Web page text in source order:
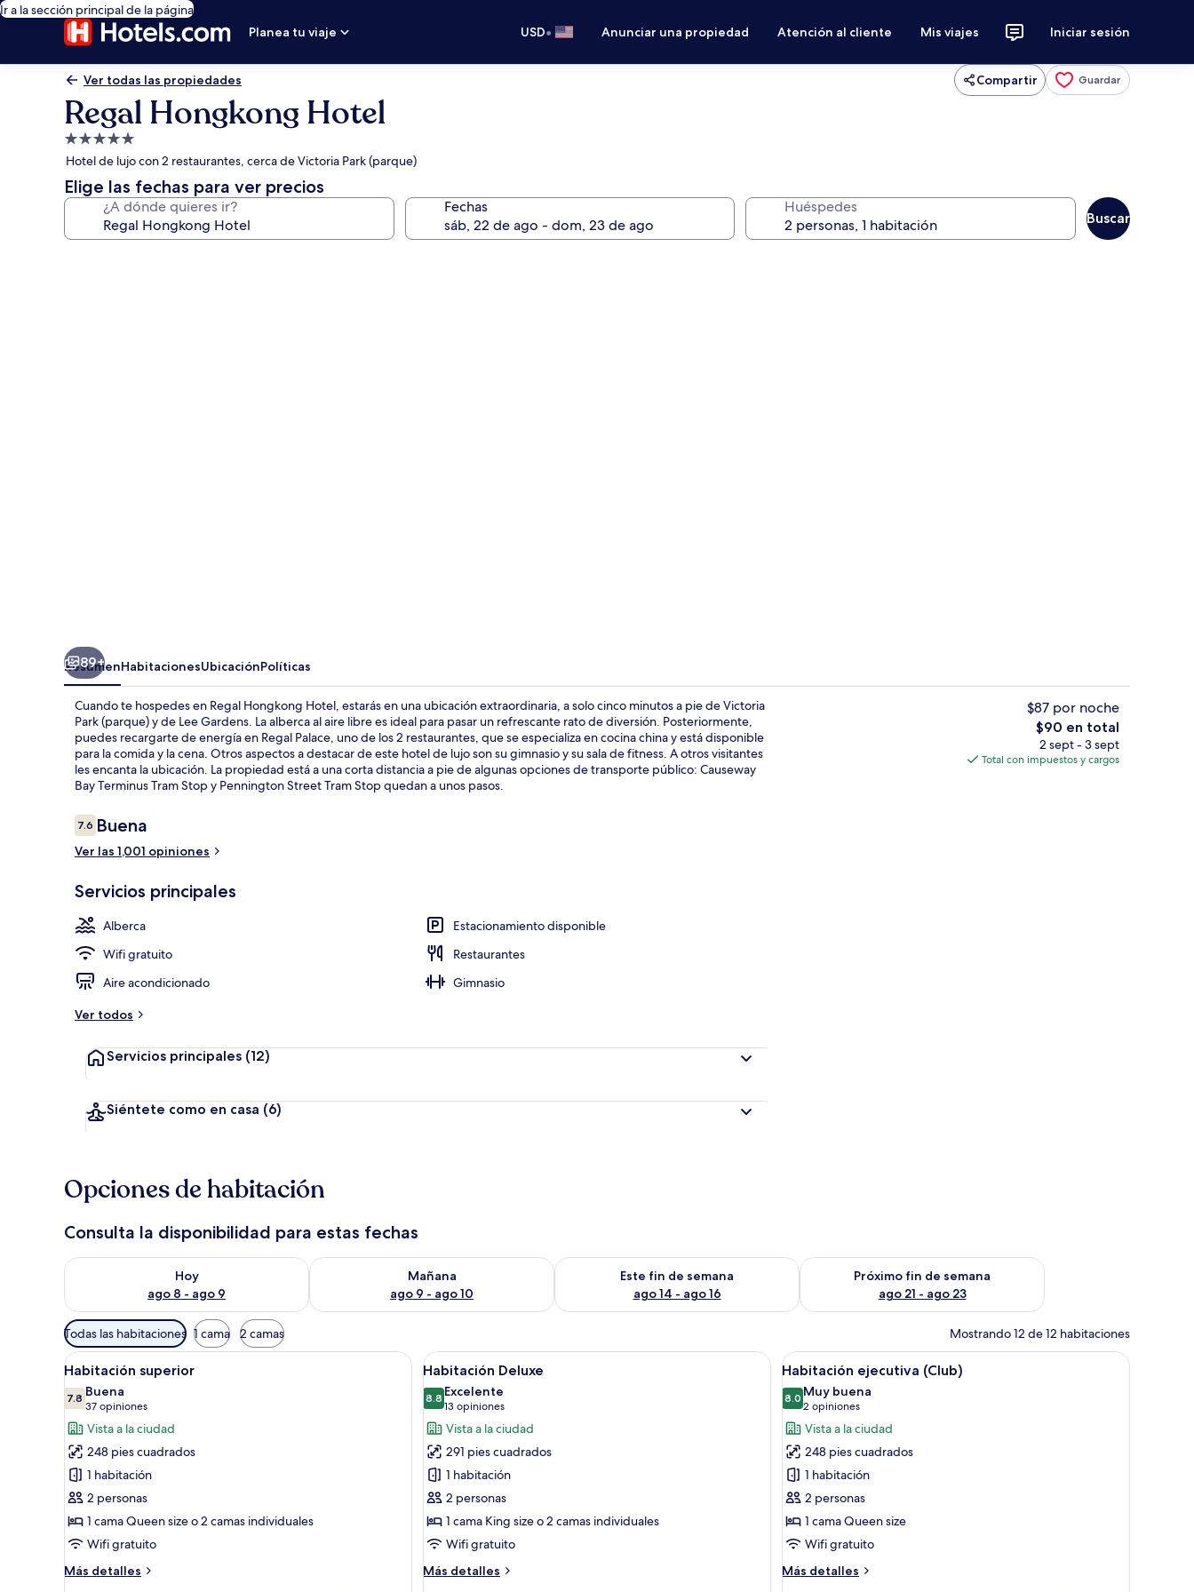
Ir a la sección principal de la página
Planea tu viaje
USD• Anunciar una propiedad Atención al cliente Mis viajes Iniciar sesión
Ver todas las propiedades Compartir Guardar
Regal Hongkong Hotel
Propiedad
de
5.0
estrellas
Hotel de lujo con 2 restaurantes, cerca de Victoria Park (parque)
Elige las fechas para ver precios
¿A dónde quieres ir? Fechas Huéspedes
Buscar
Minibar, caja de seguridad en la habitación y escritorio2 restaurantes; se sirven desayunos,
89+
ResumenHabitacionesUbicaciónPolíticas
Cuando te hospedes en Regal Hongkong Hotel, estarás en una ubicación extraordinaria, a solo cinco minutos a pie de Victoria
Park (parque) y de Lee Gardens. La alberca al aire libre es ideal para pasar un refrescante rato de diversión. Posteriormente,
puedes recargarte de energía en Regal Palace, uno de los 2 restaurantes, que se especializa en cocina china y está disponible
para la comida y la cena. Otros aspectos a destacar de este hotel de lujo son su gimnasio y su sala de fitness. A otros visitantes
les encanta la ubicación. La propiedad está a una corta distancia a pie de algunas opciones de transporte público: Causeway
Bay Terminus Tram Stop y Pennington Street Tram Stop quedan a unos pasos.
Opiniones
7.67.6 de 10,
Buena
Ver las 1,001 opiniones
Servicios principales
Alberca
Estacionamiento disponible
Wifi gratuito
Restaurantes
Aire acondicionado
Gimnasio
Ver todos
Servicios principales (12)
Siéntete como en casa (6)
$87 por noche
El
precio
total
$90 en total
2 sept - 3 sept
Total con impuestos y cargos
Opciones de habitación
Consulta la disponibilidad para estas fechas
Hoy
ago 8 - ago 9
Consulta la disponibilidad para hoy ago 8 - ago 9
Mañana
ago 9 - ago 10
Consulta la disponibilidad para mañana ago 9 - ago 10
Este fin de semana
ago 14 - ago 16
Consulta la disponibilidad para este fin de semana ago 14 - ago 16
Próximo fin de semana
ago 21 - ago 23
Consulta la disponibilidad para el próximo fin de semana
Filtros
disponibles
para
las
habitaciones
Todas las habitaciones 1 cama 2 camas Mostrando 12 de 12 habitaciones
Abrir
todas
las
fotos
de
Habitación
superior
Habitación de hotel con una cama grande, un escritorio con silla, un televisor y un cuadro en la pared.
12
Habitación superior
7.87.8 de 10
Buena
37 opiniones
(37
opiniones)
Vista a la ciudad
248 pies cuadrados
1 habitación
2 personas
1 cama Queen size o 2 camas individuales
Wifi gratuito
Más detalles
Más
Abrir
todas
las
fotos
de
Habitación
Deluxe
Habitación de hotel con una cama grande, un escritorio con lámpara, televisión y un espejo amplio.
8
Habitación Deluxe
8.88.8 de 10
Excelente
13 opiniones
(13
opiniones)
Vista a la ciudad
291 pies cuadrados
1 habitación
2 personas
1 cama King size o 2 camas individuales
Wifi gratuito
Más detalles
Más
Abrir
todas
las
fotos
de
Habitación
ejecutiva
(Club)
Habitación de hotel con una cama grande,
14
Habitación ejecutiva (Club)
8.08.0 de 10
Muy buena
2 opiniones
(2
opiniones)
Vista a la ciudad
248 pies cuadrados
1 habitación
2 personas
1 cama Queen size
Wifi gratuito
Más detalles
Más